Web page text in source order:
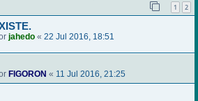
1 2
jahedo « 22 Jul 2016, 18:51
FIGORON « 11 Jul 2016, 21:25